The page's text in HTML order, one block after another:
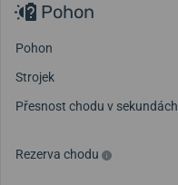
Pohon
Pohon
Strojek
Přesnost chodu v sekundách
Rezerva chodu